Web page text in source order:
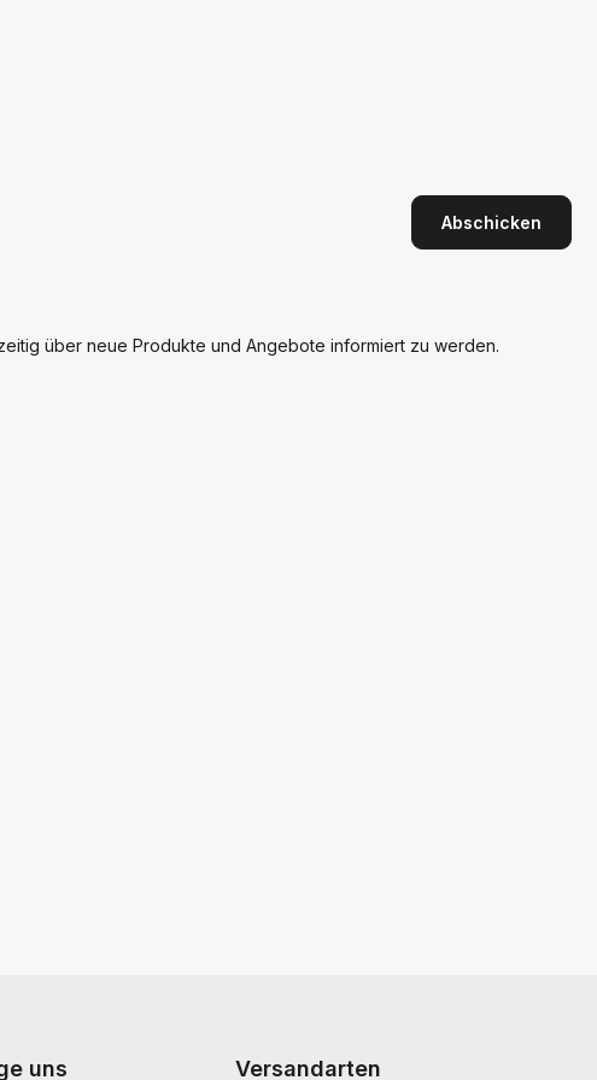
Abschicken
über neue Produkte und Angebote informiert zu werden.
uns Versandarten